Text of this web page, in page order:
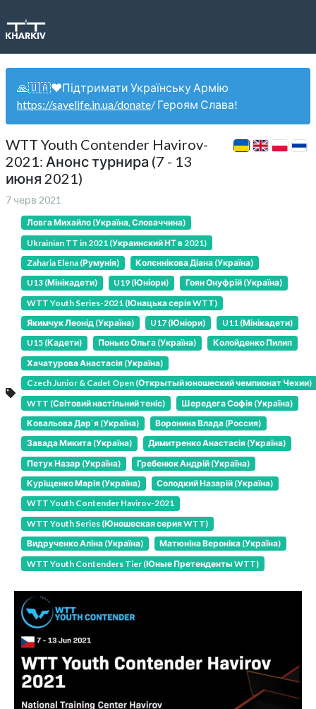
🙏🇺🇦❤️Підтримати Українську Армію
https://savelife.in.ua/donate/ Героям Слава!
WTT Youth Contender Havirov-
2021: Анонс турнира (7 - 13
июня 2021)
7 черв 2021
Ловга Михайло (Україна, Словаччина)
Ukrainian TT in 2021 (Украинский НТ в 2021)
Zaharia Elena (Румунія)
Колєннікова Діана (Україна)
U13 (Мінікадети)
U19 (Юніори)
Гоян Онуфрій (Україна)
WTT Youth Series-2021 (Юнацька серія WTT)
Якимчук Леонід (Україна)
U17 (Юніори)
U11 (Мінікадети)
U15 (Кадети)
Понько Ольга (Україна)
Колойденко Пилип
Хачатурова Анастасія (Україна)
Czech Junior & Cadet Open (Открытый юношеский чемпионат Чехии)
WTT (Світовий настільний теніс)
Шередега Софія (Україна)
Ковальова Дар`я (Україна)
Воронина Влада (Россия)
Завада Микита (Україна)
Димитренко Анастасія (Україна)
Петух Назар (Україна)
Гребенюк Андрій (Україна)
Куріщенко Марія (Україна)
Солодкий Назарій (Україна)
WTT Youth Contender Havirov-2021
WTT Youth Series (Юношеская серия WTT)
Видрученко Аліна (Україна)
Матюніна Вероніка (Україна)
WTT Youth Contenders Tier (Юные Претенденты WTT)